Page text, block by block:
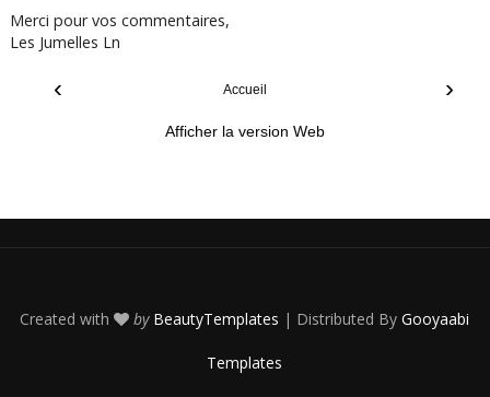
Merci pour vos commentaires,
Les Jumelles Ln
‹ ›
Accueil
Afficher la version Web
Created with by BeautyTemplates | Distributed ByGooyaabi
Templates